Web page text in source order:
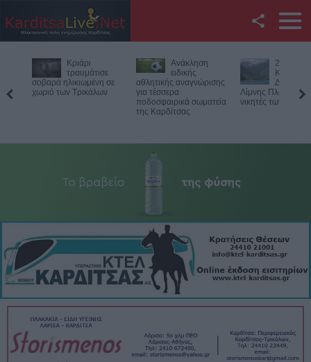
Twitter
YouTube
RSS
Επικοινωνία με το
Ανάκληση
ειδικής
αθλητικής αναγνώρισης
για τέσσερα
27ος
Κολυμβητικός
Διάπλους
Λίμνης Πλαστήρα: Οι
νικητές των αγώνων
τροχαίο
33χρονο
μοτοσικλετιστή
Πιερία